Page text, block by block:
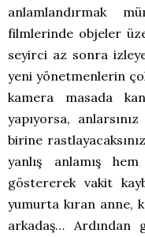
anlamlandırmak
filmlerinde objeler
seyirci az sonra
yeni yönetmenlerin
kamera masada
yapıyorsa,
birine
yanlış anlamış
göstererek vakit
yumurta kıran anne,
arkadaş… Ardından